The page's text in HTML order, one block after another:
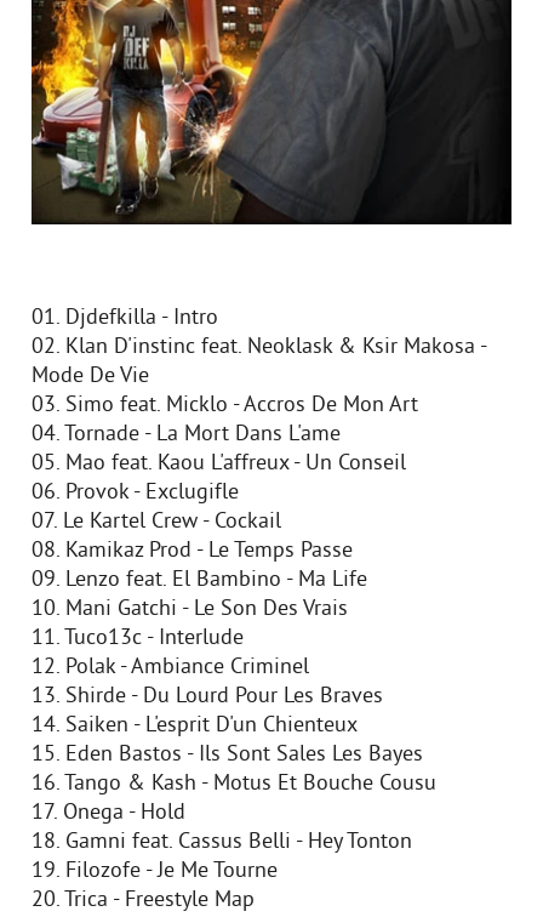
01. Djdefkilla - Intro
02. Klan D'instinc feat. Neoklask & Ksir Makosa -
Mode De Vie
03. Simo feat. Micklo - Accros De Mon Art
04. Tornade - La Mort Dans L'ame
05. Mao feat. Kaou L'affreux - Un Conseil
06. Provok - Exclugifle
07. Le Kartel Crew - Cockail
08. Kamikaz Prod - Le Temps Passe
09. Lenzo feat. El Bambino - Ma Life
10. Mani Gatchi - Le Son Des Vrais
11. Tuco13c - Interlude
12. Polak - Ambiance Criminel
13. Shirde - Du Lourd Pour Les Braves
14. Saiken - L'esprit D'un Chienteux
15. Eden Bastos - Ils Sont Sales Les Bayes
16. Tango & Kash - Motus Et Bouche Cousu
17. Onega - Hold
18. Gamni feat. Cassus Belli - Hey Tonton
19. Filozofe - Je Me Tourne
20. Trica - Freestyle Map